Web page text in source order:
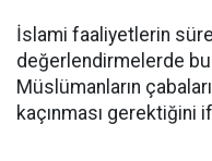
İslami faaliyetlerin
değerlendirmelerde
Müslümanların
kaçınması gerektiğini